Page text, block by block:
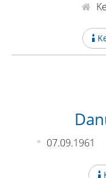
07.09.1961